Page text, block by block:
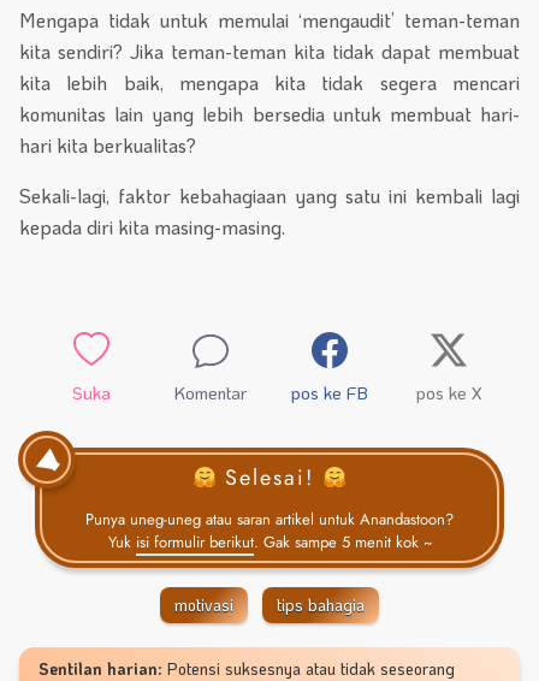
Mengapa tidak untuk memulai ‘mengaudit’ teman-teman
kita sendiri? Jika teman-teman kita tidak dapat membuat
kita lebih baik, mengapa kita tidak segera mencari
komunitas lain yang lebih bersedia untuk membuat hari-
hari kita berkualitas?
Sekali-lagi, faktor kebahagiaan yang satu ini kembali lagi
kepada diri kita masing-masing.
Suka Komentar pos ke FB pos ke X
Selesai!
Punya uneg-uneg atau saran artikel untuk Anandastoon?
Yuk isi formulir berikut. Gak sampe 5 menit kok ~
motivasi tips bahagia
Sentilan harian: Potensi suksesnya atau tidak seseorang